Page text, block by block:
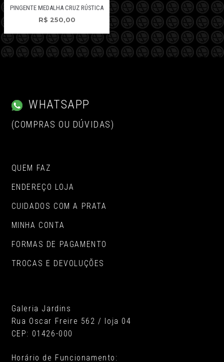
PINGENTE MEDALHA CRUZ RÚSTICA
R$ 250,00
WHATSAPP
(COMPRAS OU DÚVIDAS)
QUEM FAZ
ENDEREÇO LOJA
CUIDADOS COM A PRATA
MINHA CONTA
FORMAS DE PAGAMENTO
TROCAS E DEVOLUÇÕES
Galeria Jardins
Rua Oscar Freire 562 / loja 04
CEP: 01426-000
Horário de Funcionamento: